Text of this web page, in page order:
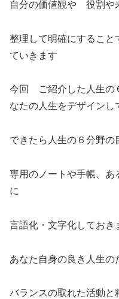
自分の価値観や 役割や
整理して明確にするこ
ていきます
今回 ご紹介した人生の
なたの人生をデザインし
できたら人生の６分野の
専用のノートや手帳、
に
言語化・文字化しておき
あなた自身の良き人生
バランスの取れた活動と